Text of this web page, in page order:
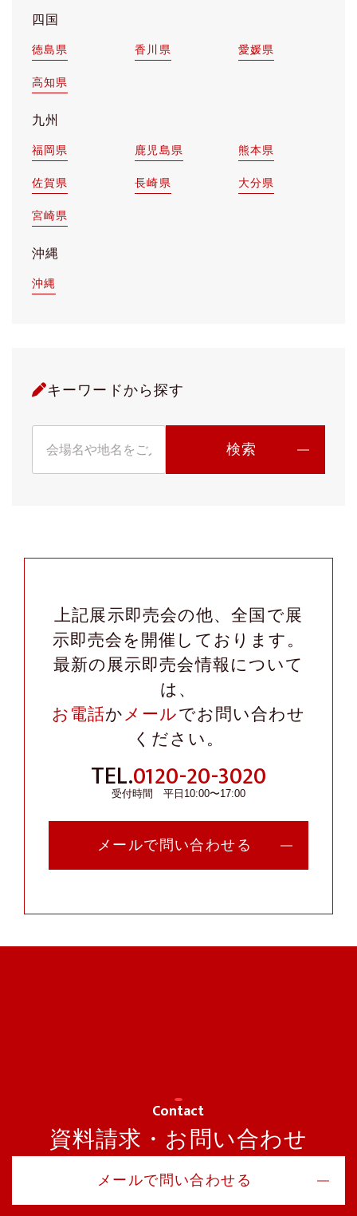
四国
徳島県 香川県 愛媛県
高知県
九州
福岡県 鹿児島県 熊本県
佐賀県 長崎県 大分県
宮崎県
沖縄
沖縄
キーワードから探す
上記展示即売会の他、全国で展
示即売会を開催しております。
最新の展示即売会情報について
は、
お電話か メールでお問い合わせ
ください。
TEL.0120-20-3020
受付時間 平日10:00〜17:00
メールで問い合わせる
Contact
資料請求・お問い合わせ
メールで問い合わせる